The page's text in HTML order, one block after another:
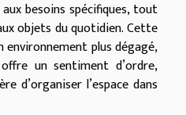
besoins spécifiques, tout
objets du quotidien. Cette
plus dégagé,
un sentiment d’ordre,
d’organiser l’espace dans